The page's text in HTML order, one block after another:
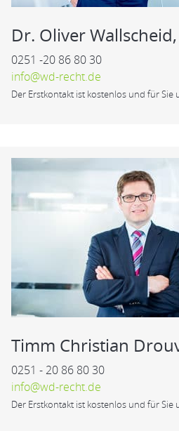
Dr. Oliver
0251 -20 86 80 30
info@wd-recht.de
Der Erstkontakt ist kostenlos und für Sie
Timm Christian
0251 - 20 86 80 30
info@wd-recht.de
Der Erstkontakt ist kostenlos und für Sie